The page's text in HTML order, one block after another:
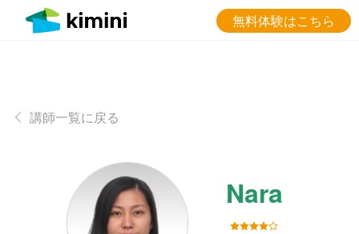
無料体験はこちら
講師一覧に戻る
Nara